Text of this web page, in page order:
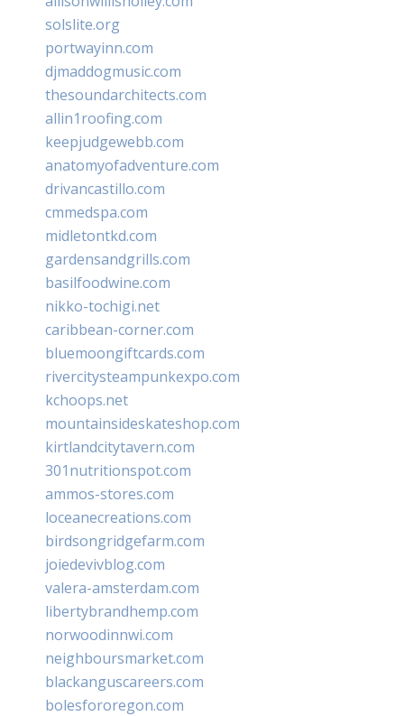
solslite.org
portwayinn.com
djmaddogmusic.com
thesoundarchitects.com
allin1roofing.com
keepjudgewebb.com
anatomyofadventure.com
drivancastillo.com
cmmedspa.com
midletontkd.com
gardensandgrills.com
basilfoodwine.com
nikko-tochigi.net
caribbean-corner.com
bluemoongiftcards.com
rivercitysteampunkexpo.com
kchoops.net
mountainsideskateshop.com
kirtlandcitytavern.com
301nutritionspot.com
ammos-stores.com
loceanecreations.com
birdsongridgefarm.com
joiedevivblog.com
valera-amsterdam.com
libertybrandhemp.com
norwoodinnwi.com
neighboursmarket.com
blackanguscareers.com
bolesfororegon.com